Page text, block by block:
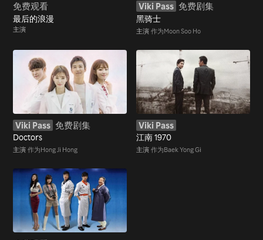
免费观看
最后的浪漫
主演
Viki Pass 免费剧集
黑骑士
主演 作为Moon Soo Ho
Viki Pass 免费剧集
Doctors
主演 作为Hong Ji Hong
Viki Pass
江南 1970
主演 作为Baek Yong Gi